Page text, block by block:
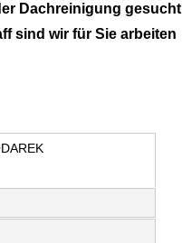
Dachreinigung gesucht
sind wir für Sie arbeiten